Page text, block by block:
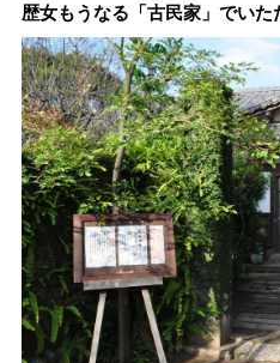
JIMOTO
PROGRAM」が青
森・群馬・沖縄で始
動。6種類を飲んで実
食レポート
ツトレンド
歴女もうなる「古民家」でいた